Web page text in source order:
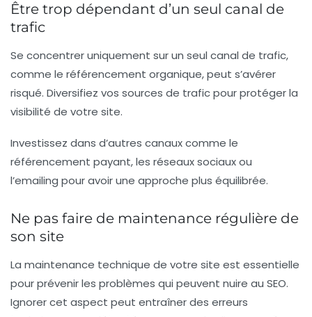
Être trop dépendant d’un seul canal de
trafic
Se concentrer uniquement sur un seul canal de trafic,
comme le référencement organique, peut s’avérer
risqué. Diversifiez vos sources de trafic pour protéger la
visibilité de votre site.
Investissez dans d’autres canaux comme le
référencement payant, les réseaux sociaux ou
l’emailing pour avoir une approche plus équilibrée.
Ne pas faire de maintenance régulière de
son site
La maintenance technique de votre site est essentielle
pour prévenir les problèmes qui peuvent nuire au SEO.
Ignorer cet aspect peut entraîner des erreurs